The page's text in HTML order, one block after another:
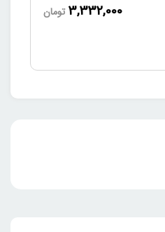
3,332,000 تومان